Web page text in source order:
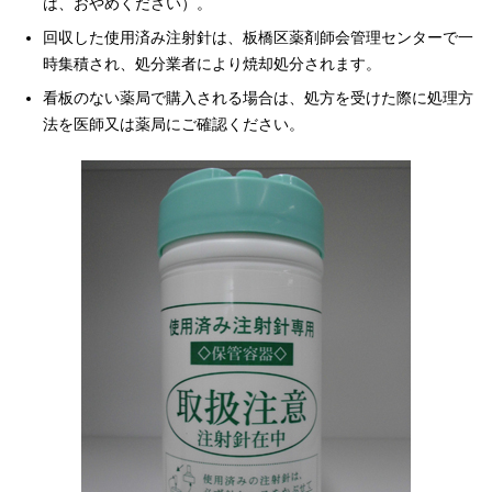
は、おやめください）。
回収した使用済み注射針は、板橋区薬剤師会管理センターで一
時集積され、処分業者により焼却処分されます。
看板のない薬局で購入される場合は、処方を受けた際に処理方
法を医師又は薬局にご確認ください。